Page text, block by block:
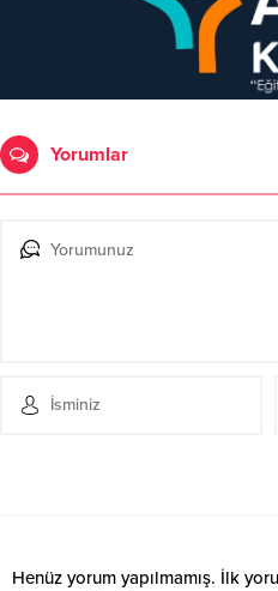
Yorumlar
Henüz yorum yapılmamış. İlk